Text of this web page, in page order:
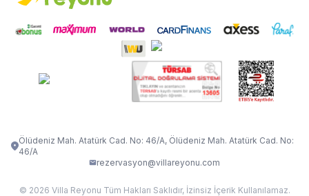
VILLA ADRIMA 1
VİLLA TİAMO VİLLA ZEYTİN DALI
VILLA ELMALI
Ölüdeniz Mah. Atatürk Cad. No: 46/A, Ölüdeniz Mah. Atatürk Cad. No:
46/A
rezervasyon@villareyonu.com
© 2026 Villa Reyonu Tüm Hakları Saklıdır, İzinsiz İçerik Kullanılamaz.